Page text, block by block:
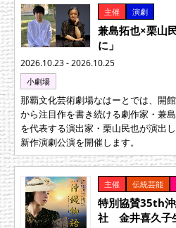
主催 演劇
兼島拓也×栗山
に」
2026.10.23 - 2026.10.25
小劇場
那覇文化芸術劇場なはーとでは、開
から注目作を書き続ける劇作家・兼
を代表する演出家・栗山民也が演出
新作演劇公演を開催します。
主催 伝統芸能
特別協賛35th
社 金井喜久子